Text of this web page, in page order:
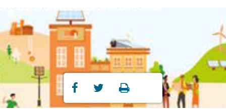

Partager
sur

Partager
sur
Imprimer